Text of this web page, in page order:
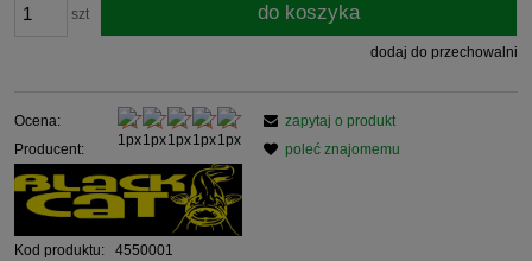
szt do koszyka
dodaj do przechowalni
Ocena:
Producent:
Kod produktu: 4550001
zapytaj o produkt
poleć znajomemu